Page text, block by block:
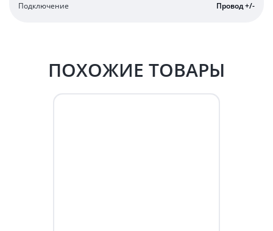
Подключение Провод +/-
ПОХОЖИЕ ТОВАРЫ